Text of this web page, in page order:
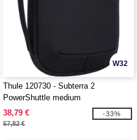
W32
Thule 120730 - Subterra 2
PowerShuttle medium
38,79 €
57,82 €
-33%